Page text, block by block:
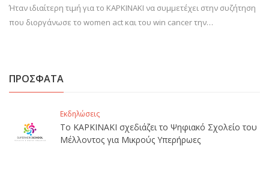
Ήταν ιδιαίτερη τιμή για το ΚΑΡΚΙΝΑΚΙ να συμμετέχει στην συζήτηση
που διοργάνωσε το women act και του win cancer την…
ΠΡΟΣΦΑΤΑ
Εκδηλώσεις
Το ΚΑΡΚΙΝΑΚΙ σχεδιάζει το Ψηφιακό Σχολείο του
Μέλλοντος για Μικρούς Υπερήρωες